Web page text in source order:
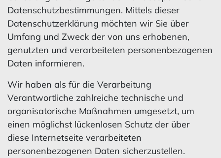
Datenschutzbestimmungen. Mittels dieser
Datenschutzerklärung möchten wir Sie über
Umfang und Zweck der von uns erhobenen,
genutzten und verarbeiteten personenbezogenen
Daten informieren.
Wir haben als für die Verarbeitung
Verantwortliche zahlreiche technische und
organisatorische Maßnahmen umgesetzt, um
einen möglichst lückenlosen Schutz der über
diese Internetseite verarbeiteten
personenbezogenen Daten sicherzustellen.